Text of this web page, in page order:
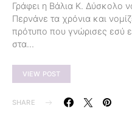
Γράφει η Βάλια Κ. Δύσκολο
Περνάνε τα χρόνια και
πρότυπο που γνώρισες εσύ
στα…
VIEW POST
SHARE